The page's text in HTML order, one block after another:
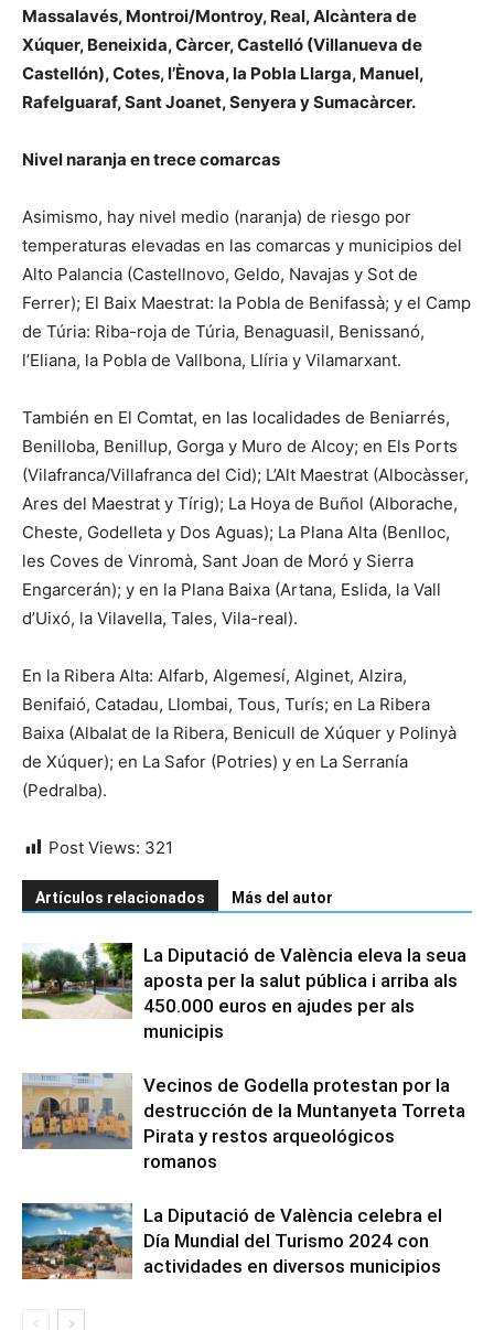
Massalavés, Montroi/Montroy, Real, Alcàntera de
Xúquer, Beneixida, Càrcer, Castelló (Villanueva de
Castellón), Cotes, l’Ènova, la Pobla Llarga, Manuel,
Rafelguaraf, Sant Joanet, Senyera y Sumacàrcer.
Nivel naranja en trece comarcas
Asimismo, hay nivel medio (naranja) de riesgo por
temperaturas elevadas en las comarcas y municipios del
Alto Palancia (Castellnovo, Geldo, Navajas y Sot de
Ferrer); El Baix Maestrat: la Pobla de Benifassà; y el Camp
de Túria: Riba-roja de Túria, Benaguasil, Benissanó,
l’Eliana, la Pobla de Vallbona, Llíria y Vilamarxant.
También en El Comtat, en las localidades de Beniarrés,
Benilloba, Benillup, Gorga y Muro de Alcoy; en Els Ports
(Vilafranca/Villafranca del Cid); L’Alt Maestrat (Albocàsser,
Ares del Maestrat y Tírig); La Hoya de Buñol (Alborache,
Cheste, Godelleta y Dos Aguas); La Plana Alta (Benlloc,
les Coves de Vinromà, Sant Joan de Moró y Sierra
Engarcerán); y en la Plana Baixa (Artana, Eslida, la Vall
d’Uixó, la Vilavella, Tales, Vila-real).
En la Ribera Alta: Alfarb, Algemesí, Alginet, Alzira,
Benifaió, Catadau, Llombai, Tous, Turís; en La Ribera
Baixa (Albalat de la Ribera, Benicull de Xúquer y Polinyà
de Xúquer); en La Safor (Potries) y en La Serranía
(Pedralba).
Post Views: 321
Artículos relacionados Más del autor
La Diputació de València eleva la seua
aposta per la salut pública i arriba als
450.000 euros en ajudes per als
municipis
Vecinos de Godella protestan por la
destrucción de la Muntanyeta Torreta
Pirata y restos arqueológicos
romanos
La Diputació de València celebra el
Día Mundial del Turismo 2024 con
actividades en diversos municipios